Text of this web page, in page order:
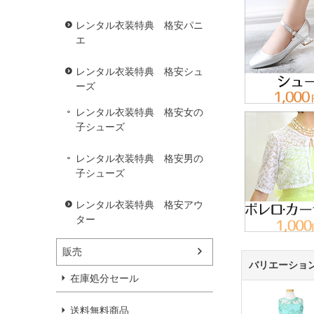
レンタル衣装特典 格安パニ
エ
レンタル衣装特典 格安シュ
ーズ
レンタル衣装特典 格安女の
子シューズ
レンタル衣装特典 格安男の
子シューズ
レンタル衣装特典 格安アウ
ター
販売
在庫処分セール
送料無料商品
バリエーショ